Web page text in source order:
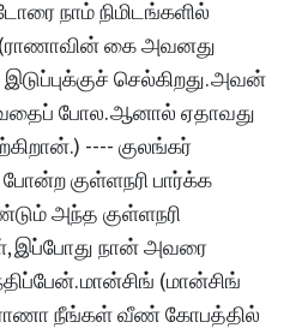
நாம் நிமிடங்களில்
(ராணாவின் கை அவனது
செல்கிறது. அவன்
போல. ஆனால் ஏதாவது
---- குலங்கர்
குள்ளநரி பார்க்க
அந்த குள்ளநரி
இப்போது நான் அவரை
மான்சிங் (மான்சிங்
ராணா நீங்கள் வீண் கோபத்தில்